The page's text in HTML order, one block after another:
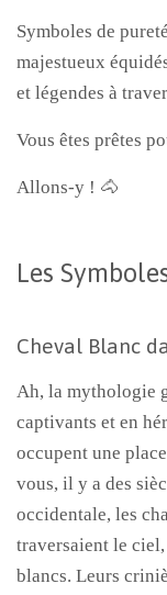
Symboles de
majestueux
et légendes à
Vous êtes prêtes
Allons-y ! 🐴
Les
Cheval Blanc
Ah, la mythologie
captivants et en
occupent une
vous, il y a des
occidentale, les
traversaient le
blancs. Leurs